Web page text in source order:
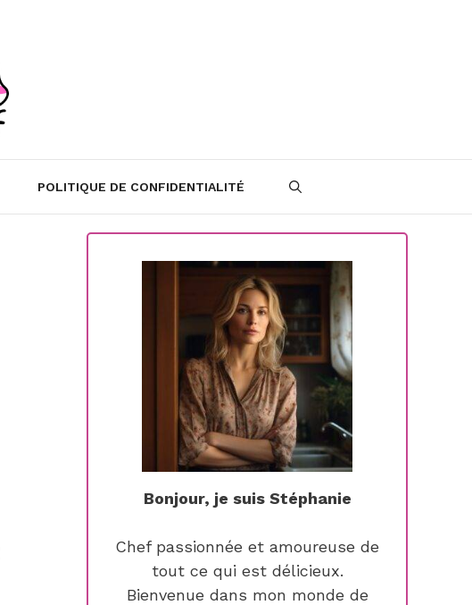
POLITIQUE DE CONFIDENTIALITÉ
Bonjour, je suis Stéphanie
Chef passionnée et amoureuse de
tout ce qui est délicieux.
Bienvenue dans mon monde de